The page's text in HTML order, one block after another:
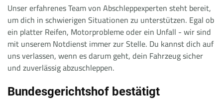
Unser erfahrenes Team von Abschleppexperten steht bereit,
um dich in schwierigen Situationen zu unterstützen. Egal ob
ein platter Reifen, Motorprobleme oder ein Unfall - wir sind
mit unserem Notdienst immer zur Stelle. Du kannst dich auf
uns verlassen, wenn es darum geht, dein Fahrzeug sicher
und zuverlässig abzuschleppen.
Bundesgerichtshof bestätigt